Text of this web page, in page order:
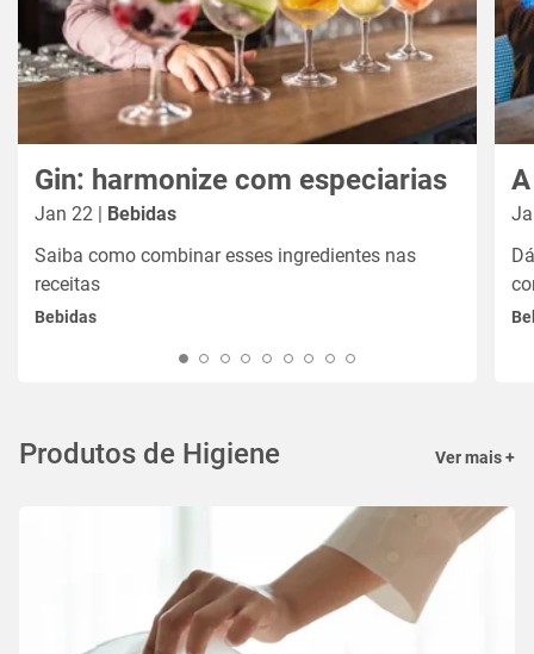
Gin: harmonize com especiarias
Jan 22 | Bebidas
Saiba como combinar esses ingredientes nas
receitas
Bebidas
Produtos de Higiene Ver mais +